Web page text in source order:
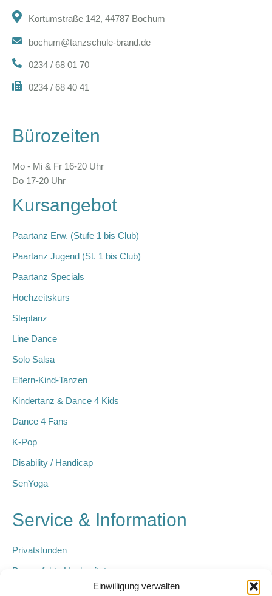
Einwilligung verwalten
Kortumstraße 142, 44787 Bochum
bochum@tanzschule-brand.de
0234 / 68 01 70
0234 / 68 40 41
Bürozeiten
Mo - Mi & Fr 16-20 Uhr
Do 17-20 Uhr
Kursangebot
Paartanz Erw. (Stufe 1 bis Club)
Paartanz Jugend (St. 1 bis Club)
Paartanz Specials
Hochzeitskurs
Steptanz
Line Dance
Solo Salsa
Eltern-Kind-Tanzen
Kindertanz & Dance 4 Kids
Dance 4 Fans
K-Pop
Disability / Handicap
SenYoga
Service & Information
Privatstunden
Der perfekte Hochzeitstanz